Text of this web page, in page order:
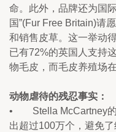
命。此外，品牌还为国
国”(Fur Free Britain)请
和销售皮草。这一举动
已有72%的英国人支持
物毛皮，而毛皮养殖场
动物虐待的残忍事实：
•        Stella
出超过100万个，避免了